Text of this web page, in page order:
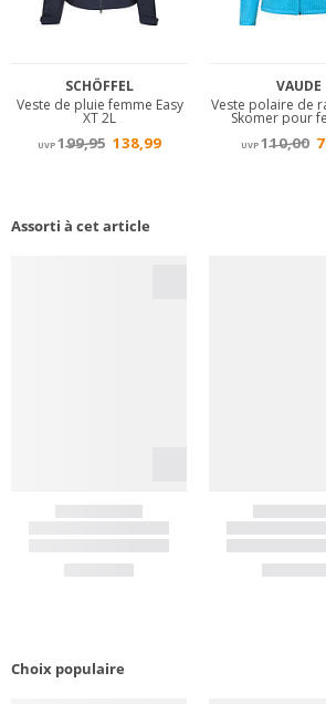
Assorti à cet article
Choix populaire